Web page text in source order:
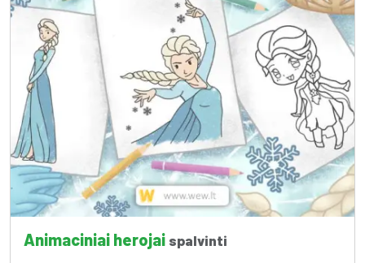
Animaciniai herojai spalvinti